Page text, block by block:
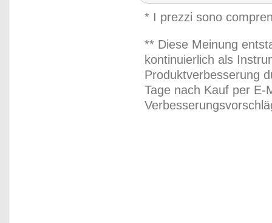
* I prezzi sono
** Diese Meinung
kontinuierlich als
Produktverbesserung
Tage nach Kauf per E-